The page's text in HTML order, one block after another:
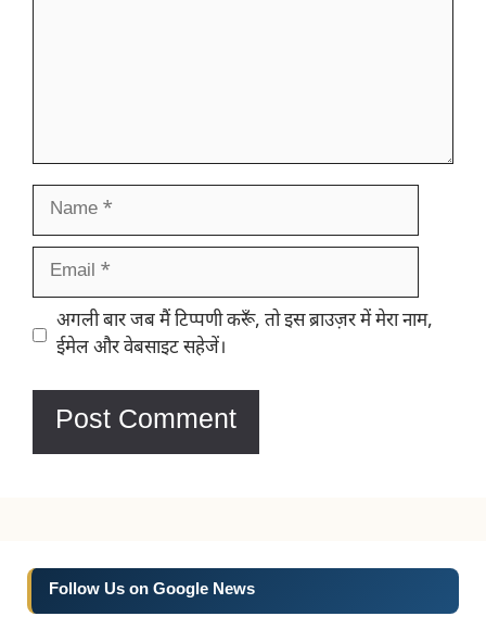
Name
Email
Website
अगली बार जब मैं टिप्पणी करूँ, तो इस ब्राउज़र में मेरा नाम,
ईमेल और वेबसाइट सहेजें।
Follow Us on Google News